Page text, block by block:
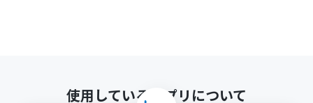
使用しているアプリについて